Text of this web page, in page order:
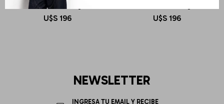
Jack Duffle Bag
U$S 196 U$S 196
NEWSLETTER